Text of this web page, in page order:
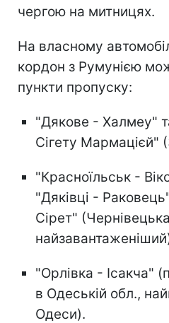
чергою на митницях.
На власному
кордон з Румунією
пункти пропуску:
"Дякове - Халмеу"
Сігету Мармацієй"
"Красноїльськ -
"Дяківці -
Сірет"
"Орлівка - Ісакча"
в Одеській обл.,
Одеси).